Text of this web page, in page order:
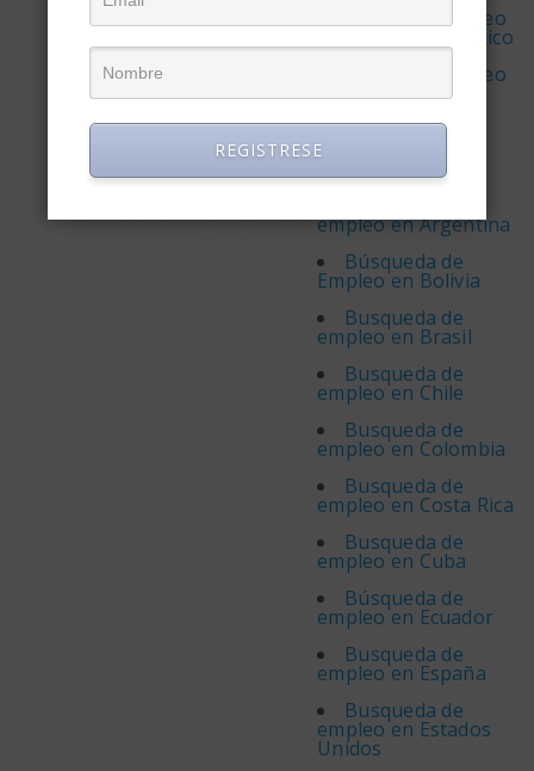
Bolsas de empleo
regionales en México
Bolsas de empleo
regionales en
empleo en Argentina
Búsqueda de
Empleo en Bolivia
Busqueda de
empleo en Brasil
Busqueda de
empleo en Chile
Busqueda de
empleo en Colombia
Busqueda de
empleo en Costa Rica
Busqueda de
empleo en Cuba
Búsqueda de
empleo en Ecuador
Busqueda de
empleo en España
Busqueda de
empleo en Estados
Unidos
REGISTRESE